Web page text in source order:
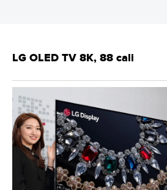
LG OLED TV 8K, 88 cali